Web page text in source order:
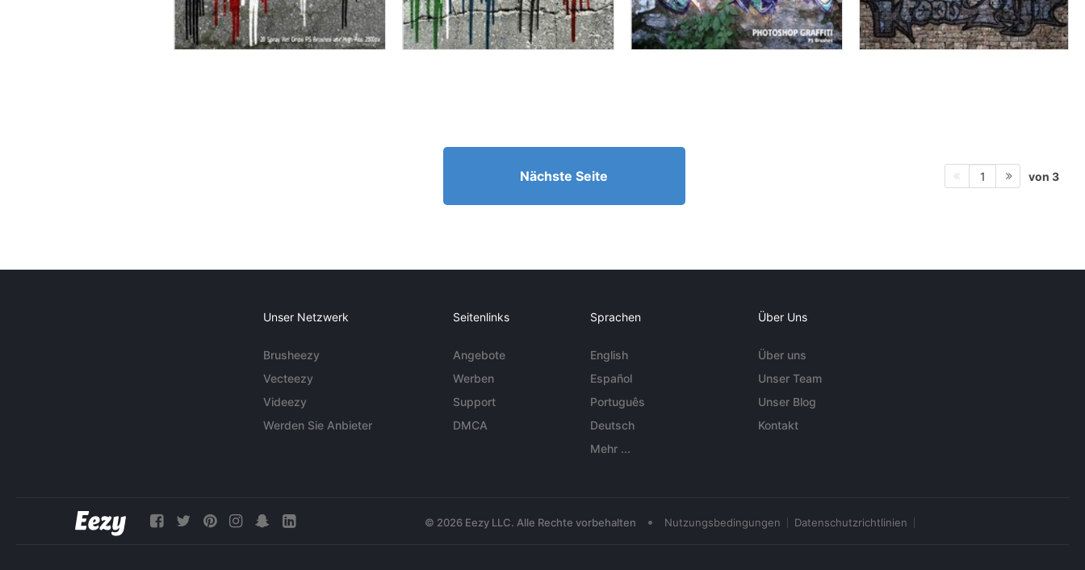
Nächste Seite 1 von 3
Unser Netzwerk
Brusheezy
Vecteezy
Videezy
Werden Sie Anbieter
Seitenlinks
Angebote
Werben
Support
DMCA
Sprachen
English
Español
Português
Deutsch
Mehr ...
Über Uns
Über uns
Unser Team
Unser Blog
Kontakt
© 2026 Eezy LLC. Alle Rechte vorbehalten • Nutzungsbedingungen Datenschutzrichtlinien